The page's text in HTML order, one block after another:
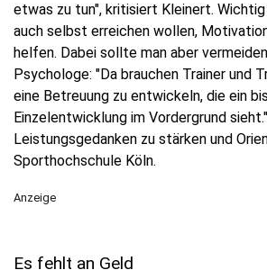
etwas zu tun", kritisiert Kleinert.
auch selbst erreichen wollen,
helfen. Dabei sollte man aber
Psychologe: "Da brauchen Trainer und
eine Betreuung zu entwickeln, die ein
Einzelentwicklung im Vordergrund
Leistungsgedanken zu stärken und
Sporthochschule Köln.
Anzeige
Es fehlt an Geld